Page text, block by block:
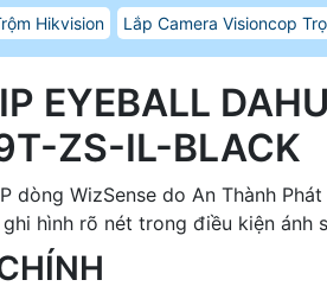
Hikvision Lắp Camera Visioncop
EYEBALL
ZS-IL-BLACK
dòng WizSense do An Thành
hình rõ nét trong điều kiện ánh